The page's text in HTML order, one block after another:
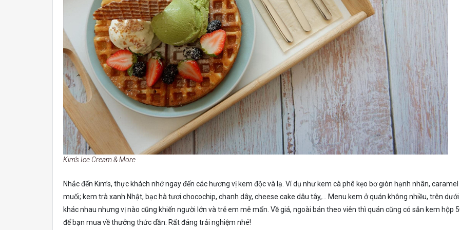
Kim’s Ice Cream & More
Nhắc đến Kim’s, thực khách nhớ ngay đến các hương vị kem độc và lạ. Ví dụ như kem cà phê kẹo bơ giòn hạnh nhân, caramel
muối; kem trà xanh Nhật, bạc hà tươi chocochip, chanh dây, cheese cake dâu tây,… Menu kem ở quán không nhiều, trên dưới
khác nhau nhưng vị nào cũng khiến người lớn và trẻ em mê mẩn. Về giá, ngoài bán theo viên thì quán cũng có sẵn kem hộp
để bạn mua về thưởng thức dần. Rất đáng trải nghiệm nhé!